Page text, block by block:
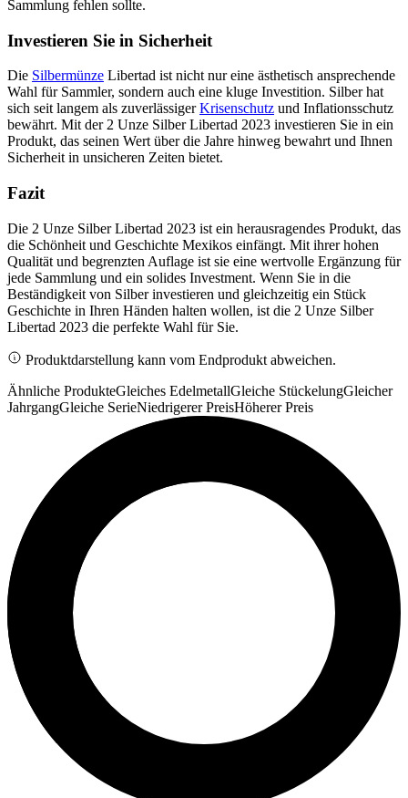
Sammlung fehlen sollte.
Investieren Sie in Sicherheit
Die Silbermünze Libertad ist nicht nur eine ästhetisch ansprechende
Wahl für Sammler, sondern auch eine kluge Investition. Silber hat
sich seit langem als zuverlässigerKrisenschutz und Inflationsschutz
bewährt. Mit der 2 Unze Silber Libertad 2023 investieren Sie in ein
Produkt, das seinen Wert über die Jahre hinweg bewahrt und Ihnen
Sicherheit in unsicheren Zeiten bietet.
Fazit
Die 2 Unze Silber Libertad 2023 ist ein herausragendes Produkt, das
die Schönheit und Geschichte Mexikos einfängt. Mit ihrer hohen
Qualität und begrenzten Auflage ist sie eine wertvolle Ergänzung für
jede Sammlung und ein solides Investment. Wenn Sie in die
Beständigkeit von Silber investieren und gleichzeitig ein Stück
Geschichte in Ihren Händen halten wollen, ist die 2 Unze Silber
Libertad 2023 die perfekte Wahl für Sie.
Produktdarstellung kann vom Endprodukt abweichen.
Ähnliche ProdukteGleiches EdelmetallGleiche StückelungGleicher
JahrgangGleiche SerieNiedrigerer PreisHöherer Preis